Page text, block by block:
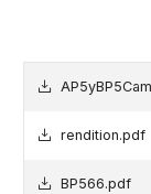
rendition.pdf
BP566.pdf